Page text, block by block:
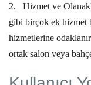
2. Hizmet ve
gibi birçok ek hizmet
hizmetlerine
ortak salon veya